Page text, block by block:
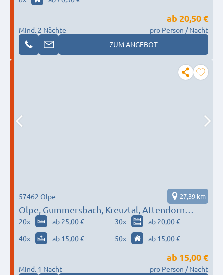
Mind. 2 Nächte
ab 20,50 €
pro Person / Nacht
ZUM ANGEBOT
Olpe, Gummersbach, Kreuztal, Attendorn…
57462 Olpe 27,39 km
20x ab 25,00 € 30x
ab 20,00 €
40x ab 15,00 € 50x ab 15,00 €
Mind. 1 Nacht
ab 15,00 €
pro Person / Nacht